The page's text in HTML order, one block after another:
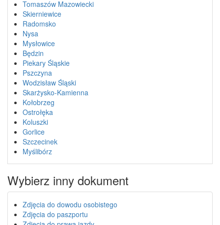
Tomaszów Mazowiecki
Skierniewice
Radomsko
Nysa
Mysłowice
Będzin
Piekary Śląskie
Pszczyna
Wodzisław Śląski
Skarżysko-Kamienna
Kołobrzeg
Ostrołęka
Koluszki
Gorlice
Szczecinek
Myślibórz
Wybierz inny dokument
Zdjęcia do dowodu osobistego
Zdjęcia do paszportu